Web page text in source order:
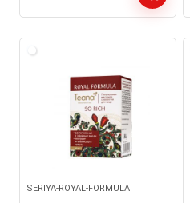
SERIYA-ROYAL-FORMULA